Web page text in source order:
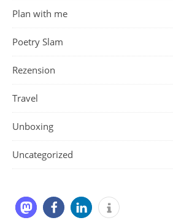
Plan with me
Poetry Slam
Rezension
Travel
Unboxing
Uncategorized